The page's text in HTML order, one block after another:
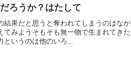
ろうか？はたして
果だと思うと奪われてしまうのはなか
みようそもそも無一物で生まれてきた
いうのは他のいろ...